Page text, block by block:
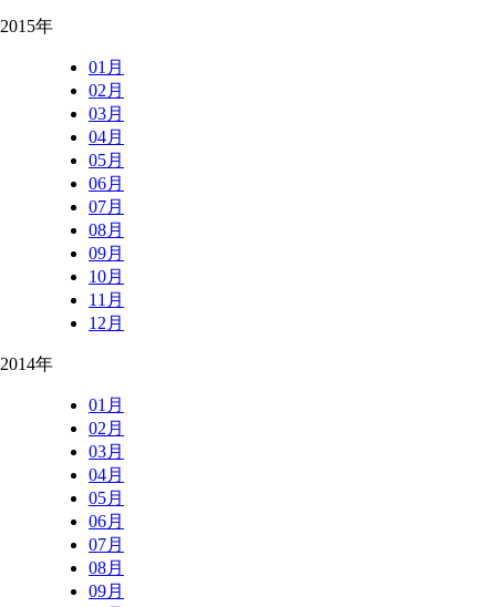
2015年
01月
02月
03月
04月
05月
06月
07月
08月
09月
10月
11月
12月
2014年
01月
02月
03月
04月
05月
06月
07月
08月
09月